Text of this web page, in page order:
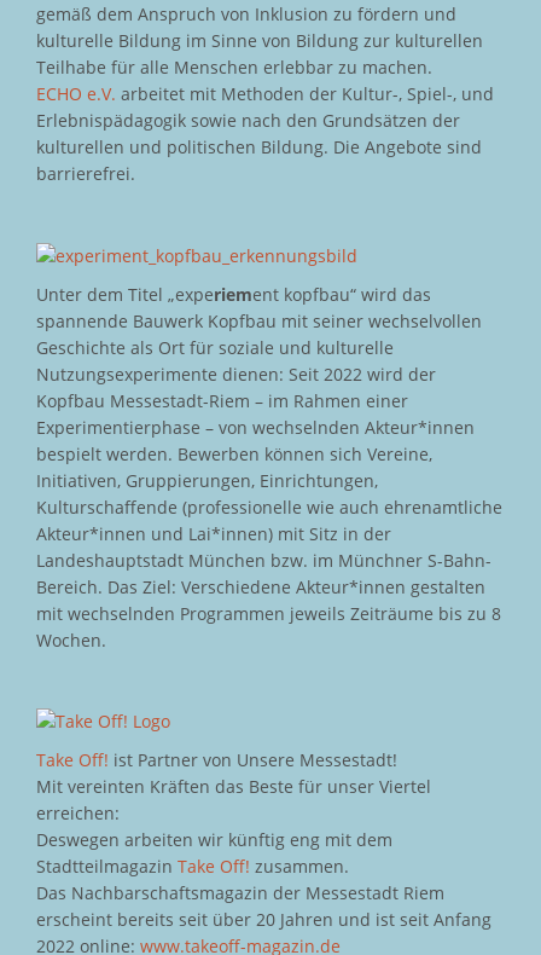
gemäß dem Anspruch von Inklusion zu fördern und
kulturelle Bildung im Sinne von Bildung zur kulturellen
Teilhabe für alle Menschen erlebbar zu machen.
ECHO e.V. arbeitet mit Methoden der Kultur-, Spiel-, und
Erlebnispädagogik sowie nach den Grundsätzen der
kulturellen und politischen Bildung. Die Angebote sind
barrierefrei.
Unter dem Titel „experiement kopfbau“ wird das
spannende Bauwerk Kopfbau mit seiner wechselvollen
Geschichte als Ort für soziale und kulturelle
Nutzungsexperimente dienen: Seit 2022 wird der
Kopfbau Messestadt-Riem – im Rahmen einer
Experimentierphase – von wechselnden Akteur*innen
bespielt werden. Bewerben können sich Vereine,
Initiativen, Gruppierungen, Einrichtungen,
Kulturschaffende (professionelle wie auch ehrenamtliche
Akteur*innen und Lai*innen) mit Sitz in der
Landeshauptstadt München bzw. im Münchner S-Bahn-
Bereich. Das Ziel: Verschiedene Akteur*innen gestalten
mit wechselnden Programmen jeweils Zeiträume bis zu 8
Wochen.
Take Off! ist Partner von Unsere Messestadt!
Mit vereinten Kräften das Beste für unser Viertel
erreichen:
Deswegen arbeiten wir künftig eng mit dem
Stadtteilmagazin Take Off! zusammen.
Das Nachbarschaftsmagazin der Messestadt Riem
erscheint bereits seit über 20 Jahren und ist seit Anfang
2022 online: www.takeoff-magazin.de